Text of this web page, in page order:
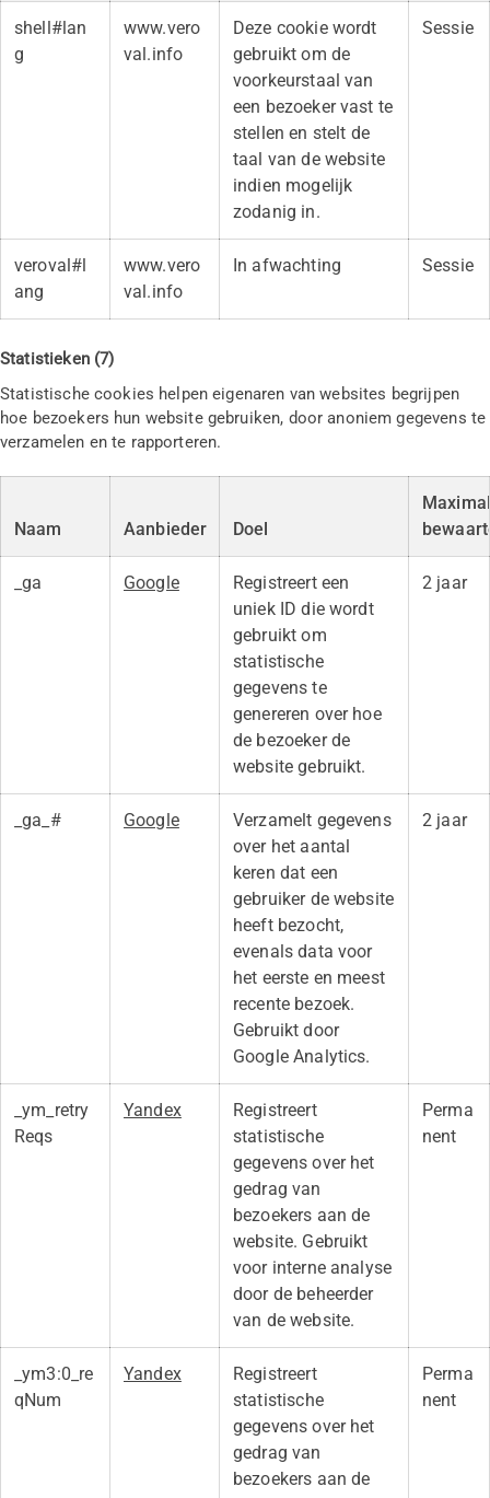
shell#lan
g
www.vero
val.info
Deze cookie wordt
gebruikt om de
voorkeurstaal van
een bezoeker vast te
stellen en stelt de
taal van de website
indien mogelijk
zodanig in.
Sessie
veroval#l
ang
www.vero
val.info
In afwachting Sessie
Statistieken (7)
Statistische cookies helpen eigenaren van websites begrijpen
hoe bezoekers hun website gebruiken, door anoniem gegevens te
verzamelen en te rapporteren.
Naam Aanbieder Doel
_ga Google
Registreert een
uniek ID die wordt
gebruikt om
statistische
gegevens te
genereren over hoe
de bezoeker de
website gebruikt.
2 jaar
_ga_# Google
Verzamelt gegevens
over het aantal
keren dat een
gebruiker de website
heeft bezocht,
evenals data voor
het eerste en meest
recente bezoek.
Gebruikt door
Google Analytics.
2 jaar
_ym_retry
Reqs
Yandex
Registreert
statistische
gegevens over het
gedrag van
bezoekers aan de
website. Gebruikt
voor interne analyse
door de beheerder
van de website.
Perma
nent
_ym3:0_re
qNum
Yandex
Registreert
statistische
gegevens over het
gedrag van
bezoekers aan de
Perma
nent